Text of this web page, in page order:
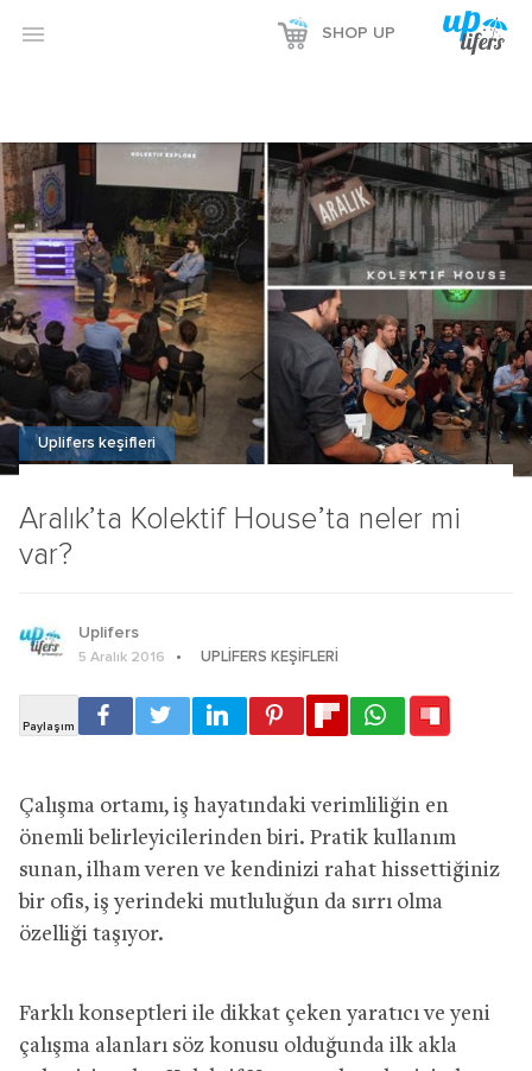
 SHOP UP
Aralık’ta Kolektif House’ta neler mi
var?
Uplifers keşifleri
Uplifers
5 Aralık 2016 UPLIFERS KEŞIFLERI
Çalışma ortamı, iş hayatındaki verimliliğin en
önemli belirleyicilerinden biri. Pratik kullanım
sunan, ilham veren ve kendinizi rahat hissettiğiniz
bir ofis, iş yerindeki mutluluğun da sırrı olma
özelliği taşıyor.
Farklı konseptleri ile dikkat çeken yaratıcı ve yeni
çalışma alanları söz konusu olduğunda ilk akla